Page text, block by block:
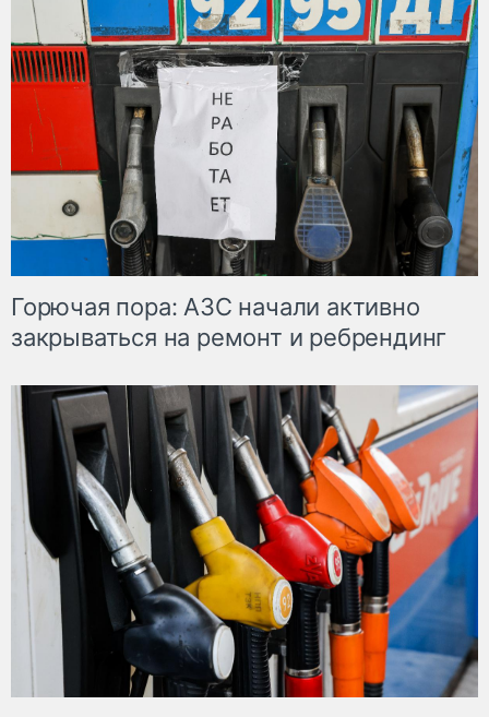
Горючая пора: АЗС начали активно
закрываться на ремонт и ребрендинг